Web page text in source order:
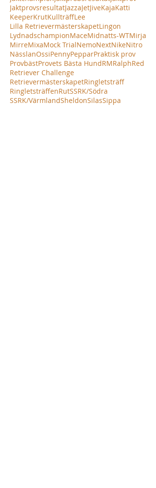
JaktprovsresultatJazzaJetJiveKajaKatti
KeeperKrutKullträffLee
Lilla RetrievermästerskapetLingon
LydnadschampionMaceMidnatts-WTMirja
MirreMixaMock TrialNemoNextNikeNitro
NässlanOssiPennyPepparPraktisk prov
ProvbästProvets Bästa HundRMRalphRed
Retriever Challenge
RetrievermästerskapetRingletsträff
RingletsträffenRutSSRK/Södra
SSRK/VärmlandSheldonSilasSippa